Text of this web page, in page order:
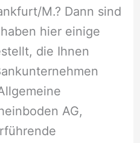
M.? Dann sind
hier einige
die Ihnen
AG,